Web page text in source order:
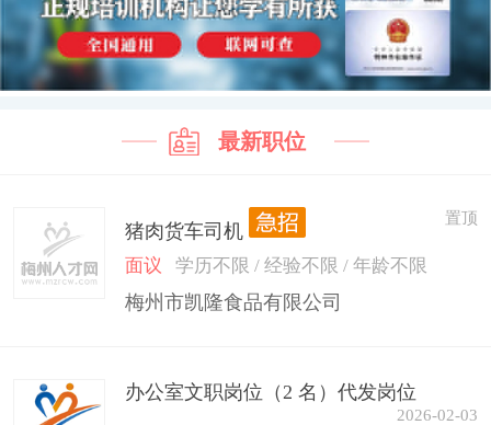
最新职位
猪肉货车司机
置顶
面议 学历不限 / 经验不限 / 年龄不限
梅州市凯隆食品有限公司
办公室文职岗位（2 名）代发岗位
2026-02-03